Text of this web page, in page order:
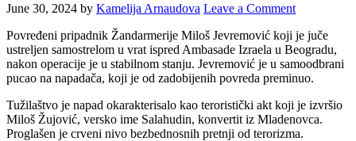
June 30, 2024 by Kamelija Arnaudova Leave a Comment
Povređeni pripadnik Žandarmerije Miloš Jevremović koji je juče
ustreljen samostrelom u vrat ispred Ambasade Izraela u Beogradu,
nakon operacije je u stabilnom stanju. Jevremović je u samoodbrani
pucao na napadača, koji je od zadobijenih povreda preminuo.
Tužilaštvo je napad okarakterisalo kao teroristički akt koji je izvršio
Miloš Žujović, versko ime Salahudin, konvertit iz Mladenovca.
Proglašen je crveni nivo bezbednosnih pretnji od terorizma.